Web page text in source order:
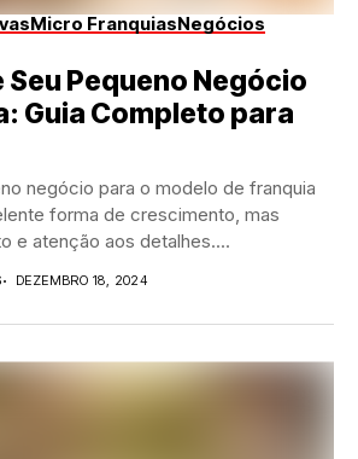
Micro FranquiasNegócios
Pequeno Negócio
Guia Completo para
negócio para o modelo de franquia
forma de crescimento, mas
e atenção aos detalhes....
DEZEMBRO 18, 2024